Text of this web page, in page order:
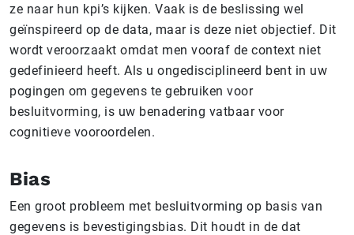
ze naar hun kpi’s kijken. Vaak is de beslissing wel
geïnspireerd op de data, maar is deze niet objectief. Dit
wordt veroorzaakt omdat men vooraf de context niet
gedefinieerd heeft. Als u ongedisciplineerd bent in uw
pogingen om gegevens te gebruiken voor
besluitvorming, is uw benadering vatbaar voor
cognitieve vooroordelen.
Bias
Een groot probleem met besluitvorming op basis van
gegevens is bevestigingsbias. Dit houdt in de dat